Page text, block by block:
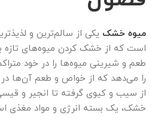
میوه خشک یکی از سالم‌ترین و
است که از خشک کردن میوه‌های
طعم و شیرینی میوه‌ها را در خود
را می‌دهد که از خواص و طعم آن‌ها
از سیب و کیوی گرفته تا انجیر و
خشک، یک بسته انرژی و مواد مغذی